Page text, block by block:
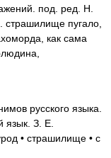
под. ред. Н.
пугало,
как сама
русского языка.
язык. З. Е.
• страшилище • с